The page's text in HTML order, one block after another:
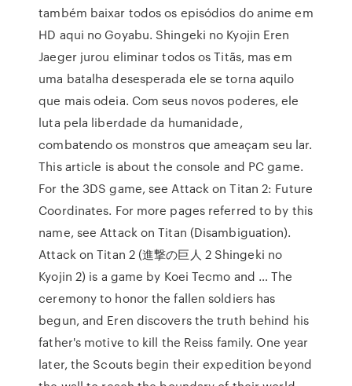
também baixar todos os episódios do anime em
HD aqui no Goyabu. Shingeki no Kyojin Eren
Jaeger jurou eliminar todos os Titãs, mas em
uma batalha desesperada ele se torna aquilo
que mais odeia. Com seus novos poderes, ele
luta pela liberdade da humanidade,
combatendo os monstros que ameaçam seu lar.
This article is about the console and PC game.
For the 3DS game, see Attack on Titan 2: Future
Coordinates. For more pages referred to by this
name, see Attack on Titan (Disambiguation).
Attack on Titan 2 (進撃の巨人 2 Shingeki no
Kyojin 2) is a game by Koei Tecmo and … The
ceremony to honor the fallen soldiers has
begun, and Eren discovers the truth behind his
father's motive to kill the Reiss family. One year
later, the Scouts begin their expedition beyond